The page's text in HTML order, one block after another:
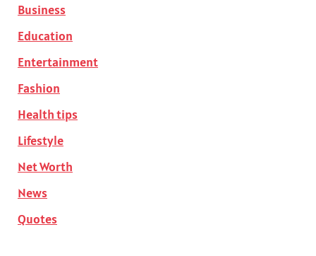
Business
Education
Entertainment
Fashion
Health tips
Lifestyle
Net Worth
News
Quotes